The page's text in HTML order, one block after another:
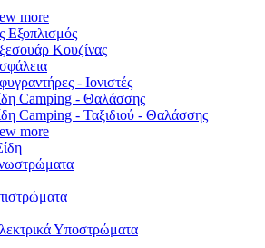
more
Εξοπλισμός
Κουζίνας
- Ιονιστές
Camping - Θαλάσσης
Camping - Ταξιδιού - Θαλάσσης
more
Υποστρώματα